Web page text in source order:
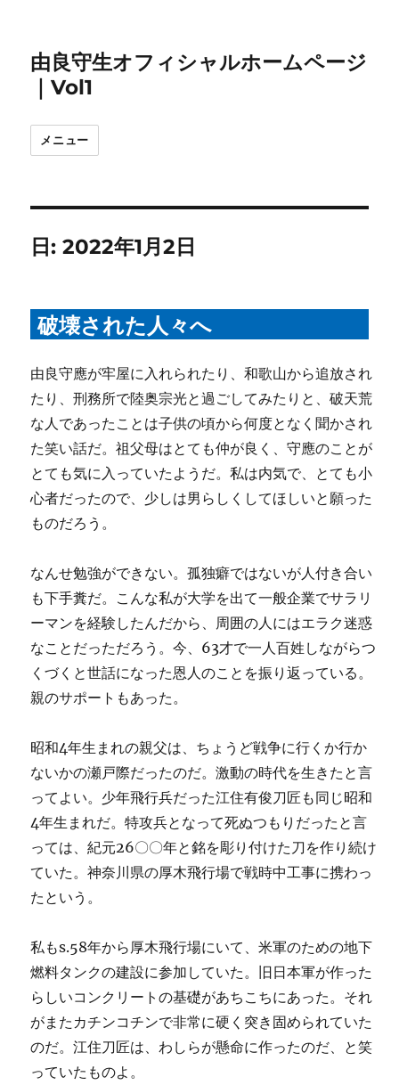
由良守生オフィシャルホームページ
｜Vol1
メニュー
日:2022年1月2日
破壊された人々へ
由良守應が牢屋に入れられたり、和歌山から追放され
たり、刑務所で陸奥宗光と過ごしてみたりと、破天荒
な人であったことは子供の頃から何度となく聞かされ
た笑い話だ。祖父母はとても仲が良く、守應のことが
とても気に入っていたようだ。私は内気で、とても小
心者だったので、少しは男らしくしてほしいと願った
ものだろう。
なんせ勉強ができない。孤独癖ではないが人付き合い
も下手糞だ。こんな私が大学を出て一般企業でサラリ
ーマンを経験したんだから、周囲の人にはエラク迷惑
なことだっただろう。今、63才で一人百姓しながらつ
くづくと世話になった恩人のことを振り返っている。
親のサポートもあった。
昭和4年生まれの親父は、ちょうど戦争に行くか行か
ないかの瀬戸際だったのだ。激動の時代を生きたと言
ってよい。少年飛行兵だった江住有俊刀匠も同じ昭和
4年生まれだ。特攻兵となって死ぬつもりだったと言
っては、紀元26〇〇年と銘を彫り付けた刀を作り続け
ていた。神奈川県の厚木飛行場で戦時中工事に携わっ
たという。
私もs.58年から厚木飛行場にいて、米軍のための地下
燃料タンクの建設に参加していた。旧日本軍が作った
らしいコンクリートの基礎があちこちにあった。それ
がまたカチンコチンで非常に硬く突き固められていた
のだ。江住刀匠は、わしらが懸命に作ったのだ、と笑
っていたものよ。